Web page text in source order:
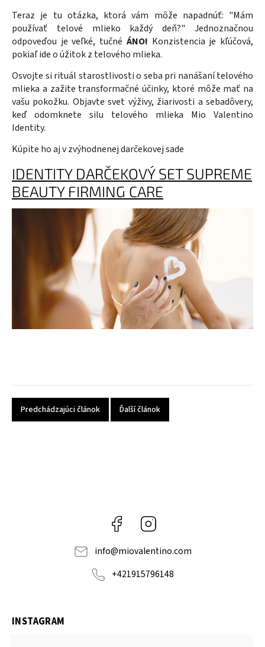
Teraz je tu otázka, ktorá vám môže napadnúť: "Mám
používať telové mlieko každý deň?" Jednoznačnou
odpoveďou je veľké, tučné ÁNO! Konzistencia je kľúčová,
pokiaľ ide o úžitok z telového mlieka.
Osvojte si rituál starostlivosti o seba pri nanášaní telového
mlieka a zažite transformačné účinky, ktoré môže mať na
vašu pokožku. Objavte svet výživy, žiarivosti a sebadôvery,
keď odomknete silu telového mlieka Mio Valentino
Identity.
Kúpite ho aj v zvýhodnenej darčekovej sade
IDENTITY DARČEKOVÝ SET SUPREME
BEAUTY FIRMING CARE
Predchádzajúci článok Ďalší článok
Facebook
info@miovalentino.com
+421915796148
INSTAGRAM